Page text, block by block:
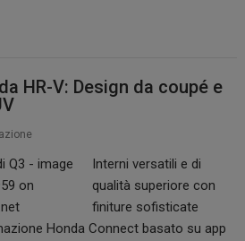
HR-V: Design da coupé e
Interni versatili e di
qualità superiore con
finiture sofisticate
Honda Connect basato su app